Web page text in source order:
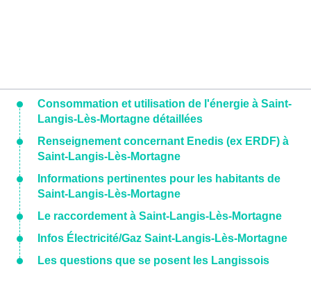
Consommation et utilisation de l'énergie à Saint-
Langis-Lès-Mortagne détaillées
Renseignement concernant Enedis (ex ERDF) à
Saint-Langis-Lès-Mortagne
Informations pertinentes pour les habitants de
Saint-Langis-Lès-Mortagne
Le raccordement à Saint-Langis-Lès-Mortagne
Infos Électricité/Gaz Saint-Langis-Lès-Mortagne
Les questions que se posent les Langissois